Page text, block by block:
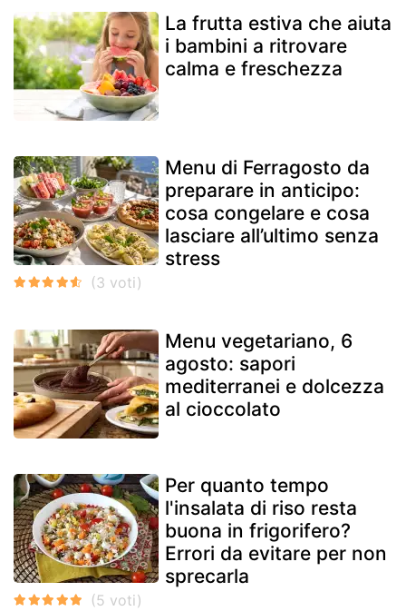
La frutta estiva che aiuta
i bambini a ritrovare
calma e freschezza
Menu di Ferragosto da
preparare in anticipo:
cosa congelare e cosa
lasciare all’ultimo senza
stress
Menu vegetariano, 6
agosto: sapori
mediterranei e dolcezza
al cioccolato
Per quanto tempo
l'insalata di riso resta
buona in frigorifero?
Errori da evitare per non
sprecarla